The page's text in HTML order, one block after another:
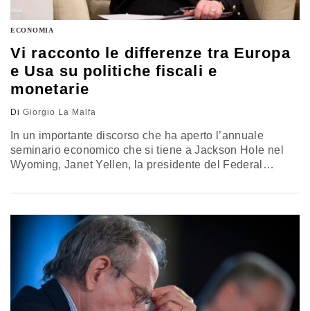
ECONOMIA
Vi racconto le differenze tra Europa
e Usa su politiche fiscali e
monetarie
Di Giorgio La Malfa
In un importante discorso che ha aperto l’annuale
seminario economico che si tiene a Jackson Hole nel
Wyoming, Janet Yellen, la presidente del Federal
prospettive immediate della politica monetaria, alle
lezioni più generali che si…